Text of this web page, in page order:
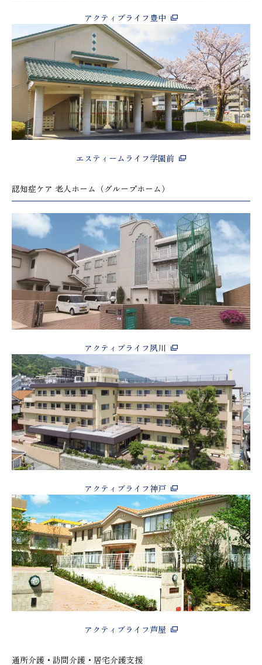
アクティブライフ豊中
エスティームライフ学園前
認知症ケア 老人ホーム（グループホーム）
アクティブライフ夙川
アクティブライフ神戸
アクティブライフ芦屋
通所介護・訪問介護・居宅介護支援